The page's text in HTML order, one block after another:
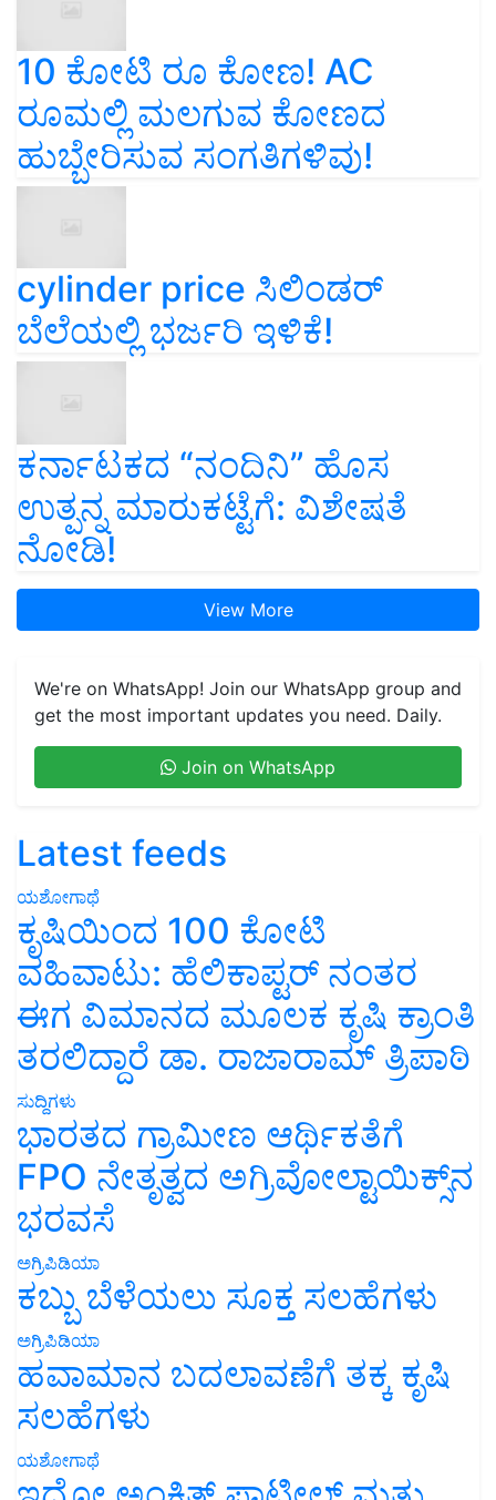
10 ಕೋಟಿ ರೂ ಕೋಣ! AC
ರೂಮಲ್ಲಿ ಮಲಗುವ ಕೋಣದ
ಹುಬ್ಬೇರಿಸುವ ಸಂಗತಿಗಳಿವು!
cylinder price ಸಿಲಿಂಡರ್‌
ಬೆಲೆಯಲ್ಲಿ ಭರ್ಜರಿ ಇಳಿಕೆ!
ಕರ್ನಾಟಕದ “ನಂದಿನಿ” ಹೊಸ
ಉತ್ಪನ್ನ ಮಾರುಕಟ್ಟೆಗೆ: ವಿಶೇಷತೆ
ನೋಡಿ!
View More
We're on WhatsApp! Join our WhatsApp group and
get the most important updates you need. Daily.
Join on WhatsApp
Latest feeds
ಯಶೋಗಾಥೆ
ಕೃಷಿಯಿಂದ 100 ಕೋಟಿ
ವಹಿವಾಟು: ಹೆಲಿಕಾಪ್ಟರ್ ನಂತರ
ಈಗ ವಿಮಾನದ ಮೂಲಕ ಕೃಷಿ ಕ್ರಾಂತಿ
ತರಲಿದ್ದಾರೆ ಡಾ. ರಾಜಾರಾಮ್ ತ್ರಿಪಾಠಿ
ಸುದ್ದಿಗಳು
ಭಾರತದ ಗ್ರಾಮೀಣ ಆರ್ಥಿಕತೆಗೆ
FPO ನೇತೃತ್ವದ ಅಗ್ರಿವೋಲ್ಟಾಯಿಕ್ಸ್‌ನ
ಭರವಸೆ
ಅಗ್ರಿಪಿಡಿಯಾ
ಕಬ್ಬು ಬೆಳೆಯಲು ಸೂಕ್ತ ಸಲಹೆಗಳು
ಅಗ್ರಿಪಿಡಿಯಾ
ಹವಾಮಾನ ಬದಲಾವಣೆಗೆ ತಕ್ಕ ಕೃಷಿ
ಸಲಹೆಗಳು
ಯಶೋಗಾಥೆ